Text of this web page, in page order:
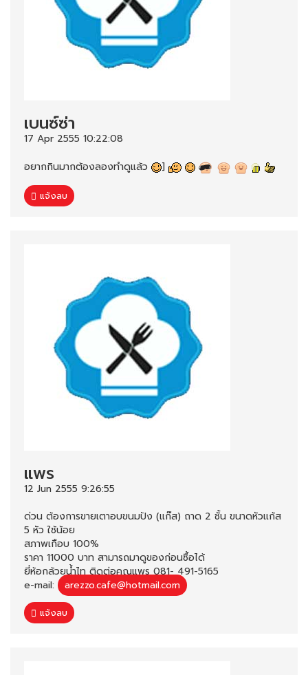
เบนซ์ซ่า
17 Apr 2555 10:22:08
อยากกินมากต้องลองทำดูแล้ว
]
แจ้งลบ
แพร
12 Jun 2555 9:26:55
ด่วน ต้องการขายเตาอบขนมปัง (แก๊ส) ถาด 2 ชั้น ขนาดหัวแก้ส
5 หัว ใช้น้อย
สภาพเกือบ 100%
ราคา 11000 บาท สามารถมาดูของก่อนซื้อได้
ยี่ห้อกล้วยน้ำไท ติดต่อคุณแพร 081- 491-5165
e-mail:
arezzo.cafe@hotmail.com
แจ้งลบ